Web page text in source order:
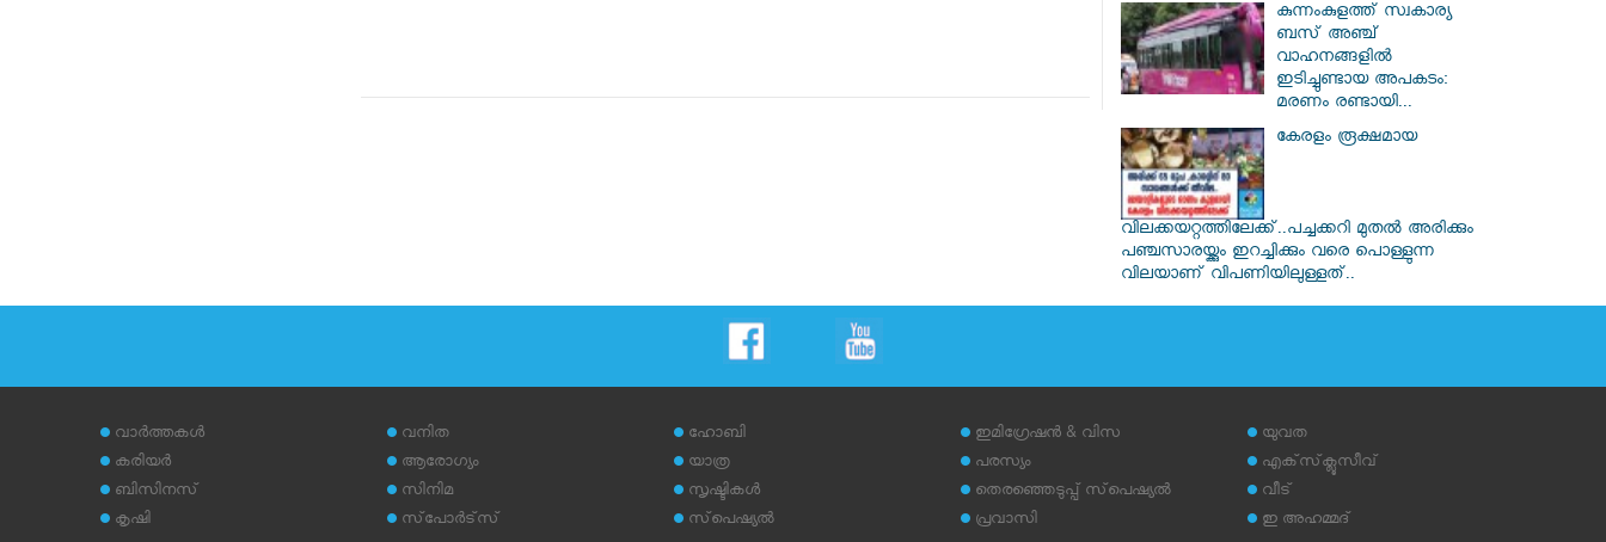
കുന്നംകുളത്ത് സ്വകാര്യ
ബസ് അഞ്ച്
വാഹനങ്ങളിൽ
ഇടിച്ചുണ്ടായ അപകടം:
മരണം രണ്ടായി...
കേരളം രൂക്ഷമായ
വിലക്കയറ്റത്തിലേക്ക്..പച്ചക്കറി മുതൽ അരിക്കും
പഞ്ചസാരയ്ക്കും ഇറച്ചിക്കും വരെ പൊള്ളുന്ന
വിലയാണ് വിപണിയിലുള്ളത്..
വാര്‍ത്തകള്‍
കരിയര്‍
ബിസിനസ്
കൃഷി
വനിത
ആരോഗ്യം
സിനിമ
സ്‌പോര്‍ട്‌സ്
ഹോബി
യാത്ര
സൃഷ്ടികള്‍
സ്‌പെഷ്യല്‍
ഇമിഗ്രേഷന്‍ & വിസ
പരസ്യം
തെരഞ്ഞെടുപ്പ് സ്‌പെഷ്യല്‍
പ്രവാസി
യുവത
എക്‌സ്‌ക്ലൂസീവ്
വീട്
ഇ അഹമ്മദ്‌